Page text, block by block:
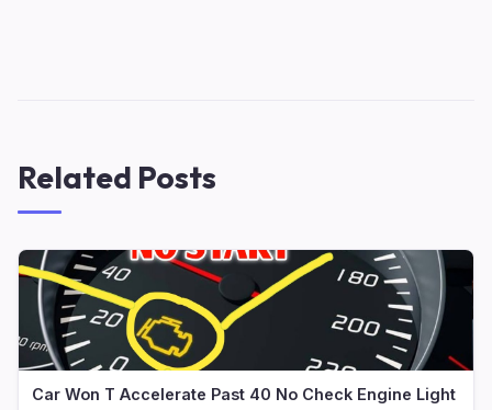
Related Posts
Car Won T Accelerate Past 40 No Check Engine Light